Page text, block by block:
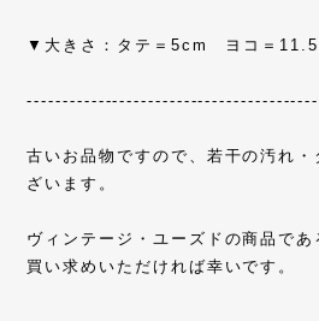
▼大きさ：タテ＝5cm ヨコ＝
古いお品物ですので、若干の汚れ
ざいます。
ヴィンテージ・ユーズドの商品で
買い求めいただければ幸いです。